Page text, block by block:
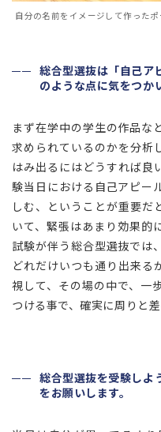
自分の名前をイメージして作ったポ
総合型選抜は「自己ア
のような点に気をつか
まず在学中の学生の作品な
求められているのかを分析
はみ出るにはどうすれば良
験当日における自己アピー
しむ、ということが重要だ
いて、緊張はあまり効果的
試験が伴う総合型選抜では
どれだけいつも通り出来る
視して、その場の中で、一
つける事で、確実に周りと
総合型選抜を受験しよ
をお願いします。